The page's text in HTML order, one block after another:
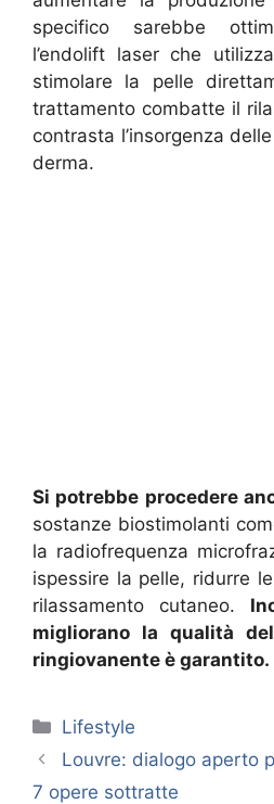
specifico sarebbe
l’endolift laser che
stimolare la pelle
trattamento combatte il
contrasta l’insorgenza
derma.
Si potrebbe procedere
sostanze biostimolanti
la radiofrequenza
ispessire la pelle, ridurre
rilassamento cutaneo.
migliorano la qualità
ringiovanente è garantito.
Categorie
Lifestyle
Louvre: dialogo aperto
7 opere sottratte